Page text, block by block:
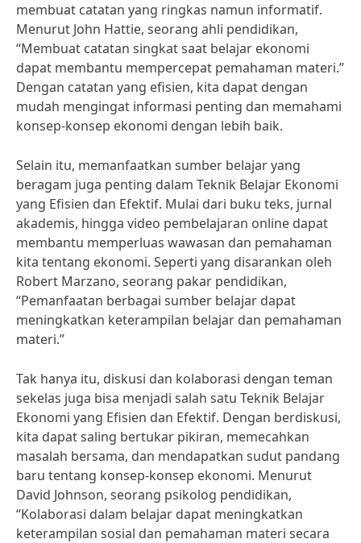
membuat catatan yang ringkas namun informatif.
Menurut John Hattie, seorang ahli pendidikan,
“Membuat catatan singkat saat belajar ekonomi
dapat membantu mempercepat pemahaman materi.”
Dengan catatan yang efisien, kita dapat dengan
mudah mengingat informasi penting dan memahami
konsep-konsep ekonomi dengan lebih baik.
Selain itu, memanfaatkan sumber belajar yang
beragam juga penting dalam Teknik Belajar Ekonomi
yang Efisien dan Efektif. Mulai dari buku teks, jurnal
akademis, hingga video pembelajaran online dapat
membantu memperluas wawasan dan pemahaman
kita tentang ekonomi. Seperti yang disarankan oleh
Robert Marzano, seorang pakar pendidikan,
“Pemanfaatan berbagai sumber belajar dapat
meningkatkan keterampilan belajar dan pemahaman
materi.”
Tak hanya itu, diskusi dan kolaborasi dengan teman
sekelas juga bisa menjadi salah satu Teknik Belajar
Ekonomi yang Efisien dan Efektif. Dengan berdiskusi,
kita dapat saling bertukar pikiran, memecahkan
masalah bersama, dan mendapatkan sudut pandang
baru tentang konsep-konsep ekonomi. Menurut
David Johnson, seorang psikolog pendidikan,
“Kolaborasi dalam belajar dapat meningkatkan
keterampilan sosial dan pemahaman materi secara